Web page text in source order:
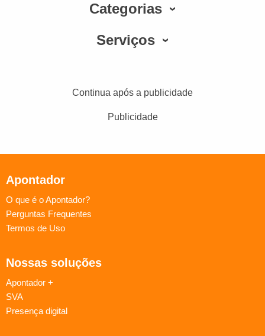
Categorias
Serviços
Continua após a publicidade
Publicidade
Apontador
O que é o Apontador?
Perguntas Frequentes
Termos de Uso
Nossas soluções
Apontador +
SVA
Presença digital